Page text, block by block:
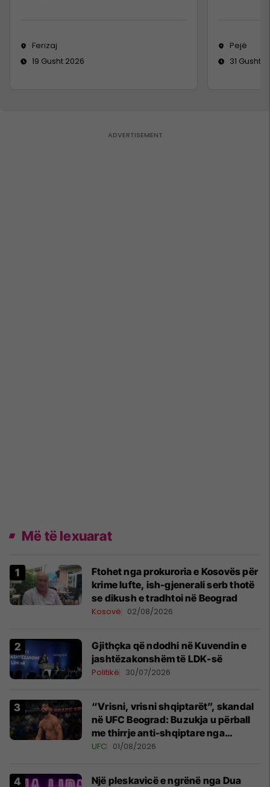
Ferizaj
19 Gusht 2026
Pejë
31 Gusht
Më të lexuarat
Ftohet nga prokuroria e Kosovës për
krime lufte, ish-gjenerali serb thotë
se dikush e tradhtoi në Beograd
Kosovë 02/08/2026
Gjithçka që ndodhi në Kuvendin e
jashtëzakonshëm të LDK-së
Politikë 30/07/2026
“Vrisni, vrisni shqiptarët”, skandal
në UFC Beograd: Buzukja u përball
me thirrje anti-shqiptare nga
tribunat
UFC 01/08/2026
Një pleskavicë e ngrënë nga Dua